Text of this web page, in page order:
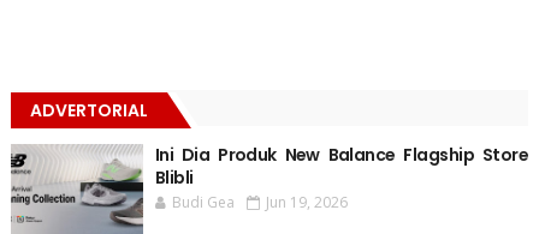
ADVERTORIAL
Ini Dia Produk New Balance Flagship Store
Blibli
Budi Gea Jun 19, 2026